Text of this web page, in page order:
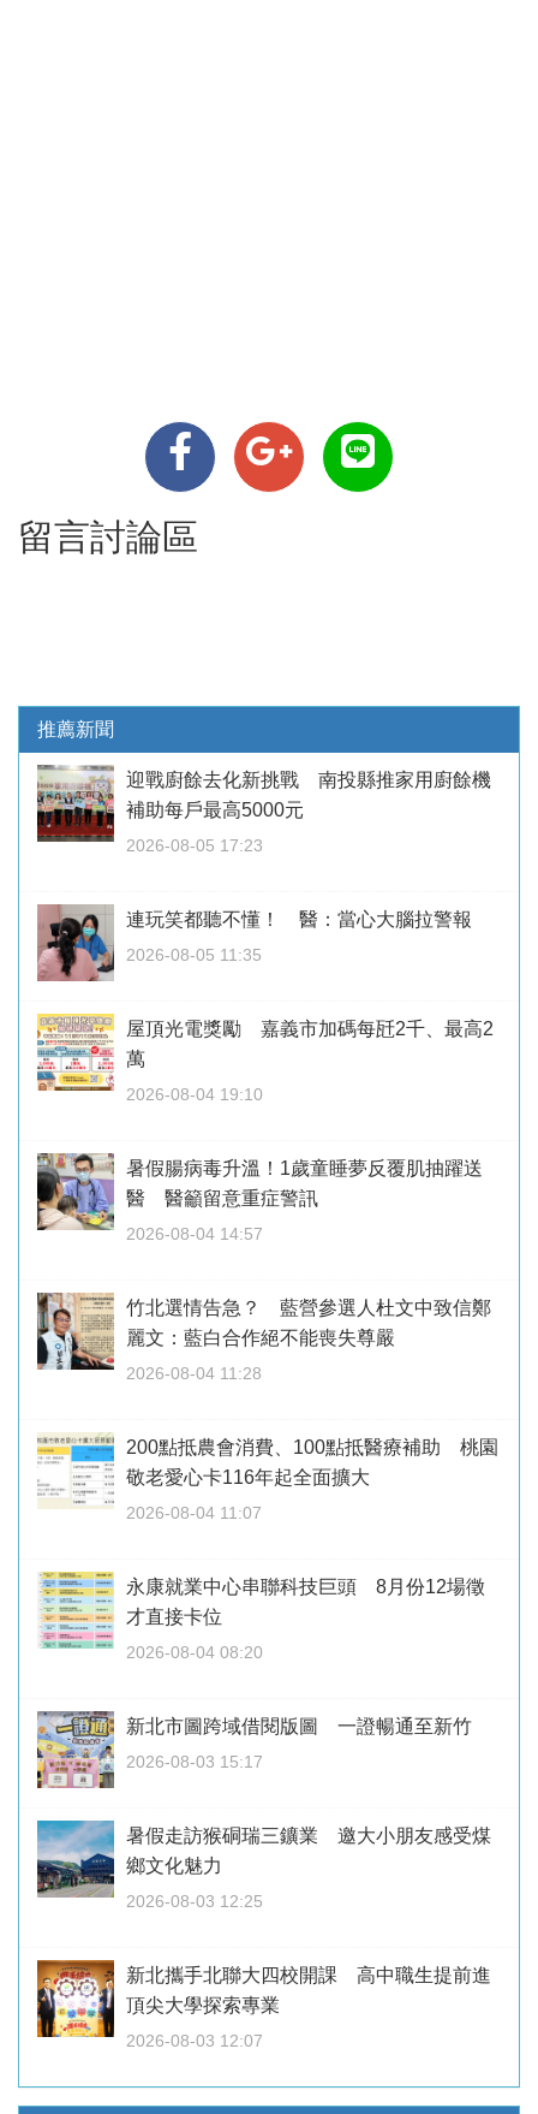
留言討論區
推薦新聞
迎戰廚餘去化新挑戰 南投縣推家用廚餘機
補助每戶最高5000元
2026-08-05 17:23
連玩笑都聽不懂！ 醫：當心大腦拉警報
2026-08-05 11:35
屋頂光電獎勵 嘉義市加碼每瓩2千、最高2
萬
2026-08-04 19:10
暑假腸病毒升溫！1歲童睡夢反覆肌抽躍送
醫 醫籲留意重症警訊
2026-08-04 14:57
竹北選情告急？ 藍營參選人杜文中致信鄭
麗文：藍白合作絕不能喪失尊嚴
2026-08-04 11:28
200點抵農會消費、100點抵醫療補助 桃園
敬老愛心卡116年起全面擴大
2026-08-04 11:07
永康就業中心串聯科技巨頭 8月份12場徵
才直接卡位
2026-08-04 08:20
新北市圖跨域借閱版圖 一證暢通至新竹
2026-08-03 15:17
暑假走訪猴硐瑞三鑛業 邀大小朋友感受煤
鄉文化魅力
2026-08-03 12:25
新北攜手北聯大四校開課 高中職生提前進
頂尖大學探索專業
2026-08-03 12:07